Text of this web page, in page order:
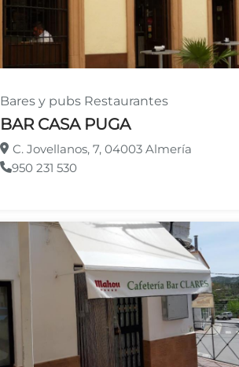
Bares y pubs Restaurantes
BAR CASA PUGA
C. Jovellanos, 7, 04003 Almería
950 231 530